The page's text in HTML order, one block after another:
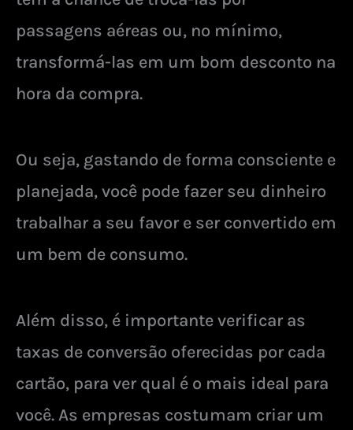
passagens aéreas ou, no mínimo,
transformá-las em um bom desconto na
hora da compra.
Ou seja, gastando de forma consciente e
planejada, você pode fazer seu dinheiro
trabalhar a seu favor e ser convertido em
um bem de consumo.
Além disso, é importante verificar as
taxas de conversão oferecidas por cada
cartão, para ver qual é o mais ideal para
você. As empresas costumam criar um